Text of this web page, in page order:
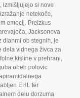
,izmišljujejo si nove
izražanje netekoče,
emocij. Preizkus
,Jacksonova
dlanmi ob stegnih,je
dela vidnega živca za
kisline v prehrani,
obeh polovic
EHL ter
delu dorzuma